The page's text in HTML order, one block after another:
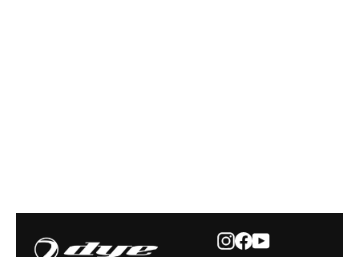
Instagram
Facebook
YouTube